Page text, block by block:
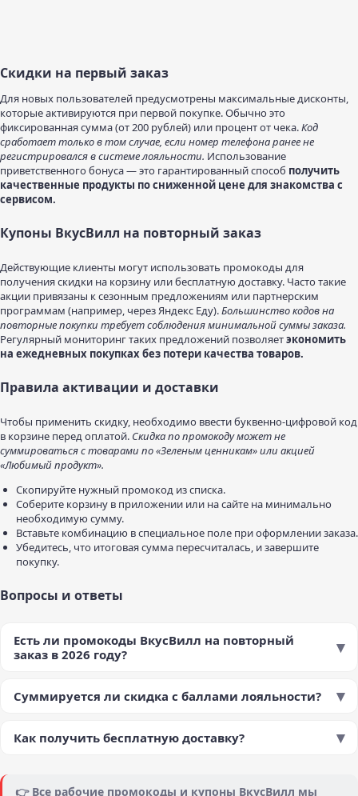
Скидки на первый заказ
Для новых пользователей предусмотрены максимальные дисконты,
которые активируются при первой покупке. Обычно это
фиксированная сумма (от 200 рублей) или процент от чека.Код
сработает только в том случае, если номер телефона ранее не
регистрировался в системе лояльности. Использование
приветственного бонуса — это гарантированный способ получить
качественные продукты по сниженной цене для знакомства с
сервисом.
Купоны ВкусВилл на повторный заказ
Действующие клиенты могут использовать промокоды для
получения скидки на корзину или бесплатную доставку. Часто такие
акции привязаны к сезонным предложениям или партнерским
программам (например, через Яндекс Еду).Большинство кодов на
повторные покупки требует соблюдения минимальной суммы заказа.
Регулярный мониторинг таких предложений позволяетэкономить
на ежедневных покупках без потери качества товаров.
Правила активации и доставки
Чтобы применить скидку, необходимо ввести буквенно-цифровой код
в корзине перед оплатой. Скидка по промокоду может не
суммироваться с товарами по «Зеленым ценникам» или акцией
«Любимый продукт».
Скопируйте нужный промокод из списка.
Соберите корзину в приложении или на сайте на минимально
необходимую сумму.
Вставьте комбинацию в специальное поле при оформлении заказа.
Убедитесь, что итоговая сумма пересчиталась, и завершите
покупку.
Вопросы и ответы
Есть ли промокоды ВкусВилл на повторный
заказ в 2026 году?
Суммируется ли скидка с баллами лояльности?
Как получить бесплатную доставку?
👉 Все рабочие промокоды и купоны ВкусВилл мы